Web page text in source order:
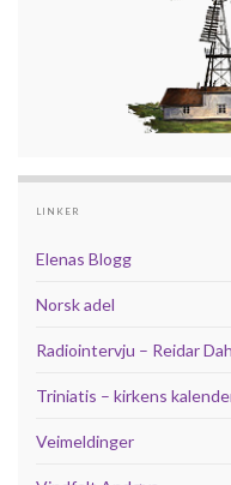
LINKER
Elenas Blogg
Norsk adel
Radiointervju – Reidar
Triniatis – kirkens
Veimeldinger